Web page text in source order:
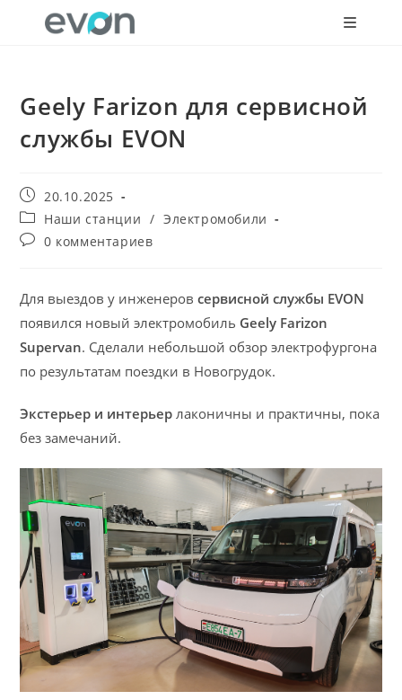
Geely Farizon для сервисной
службы EVON
20.10.2025
Наши станции / Электромобили
0 комментариев
Для выездов у инженеровсервисной службы EVON
появился новый электромобиль Geely Farizon
Supervan. Сделали небольшой обзор электрофургона
по результатам поездки в Новогрудок.
Экстерьер и интерьер лаконичны и практичны, пока
без замечаний.